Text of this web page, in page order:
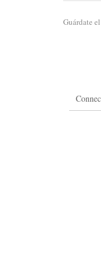
Guárdate el